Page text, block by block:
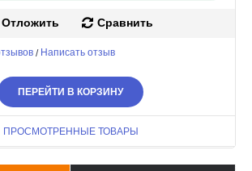
Отложить Сравнить
/ Написать отзыв
ПЕРЕЙТИ В КОРЗИНУ
ПРОСМОТРЕННЫЕ ТОВАРЫ